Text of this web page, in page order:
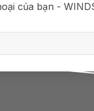
của bạn -